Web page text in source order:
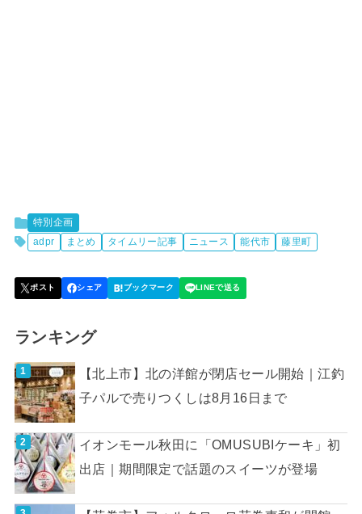
特別企画
adpr
まとめ タイムリー記事 ニュース 能代市 藤里町
ランキング
【北上市】北の洋館が閉店セール開始｜江釣
子パルで売りつくしは8月16日まで
イオンモール秋田に「OMUSUBIケーキ」初
出店｜期間限定で話題のスイーツが登場